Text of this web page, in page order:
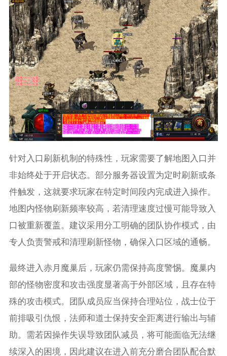
针对入口刷新机制的特殊性，玩家需要了解地图入口并
非始终处于开启状态。部分服务器设置为定时刷新或条
件触发，这就要求玩家在特定时间段内完成进入操作。
地图内怪物刷新频率较高，若清理速度过慢可能导致入
口被重新覆盖。建议采用分工明确的团队协作模式，由
专人负责警戒和清理刷新怪物，确保入口区域的通畅。
最终进入赤月魔巢后，玩家仍需保持高度警惕。魔巢内
部的怪物密度和攻击强度显著高于外部区域，且存在特
殊的攻击模式。团队成员应当保持合理站位，战士位于
前排吸引仇恨，法师和道士保持安全距离进行输出与辅
助。需若因操作失误导致团队减员，将可能面临无法继
续深入的困境，因此建议在进入前充分磨合团队配合默